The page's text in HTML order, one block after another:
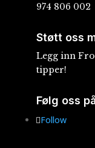
974 806 002
Støtt oss
Legg inn
tipper!
Følg oss
Follow